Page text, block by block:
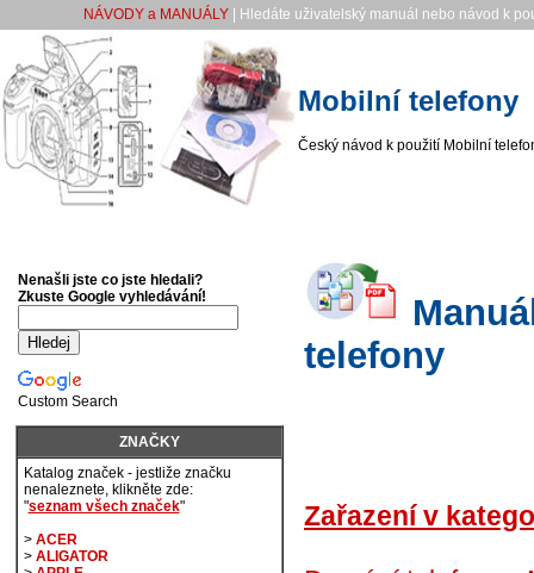
NÁVODY a MANUÁLY| Hledáte uživatelský manuál nebo návod k
Mobilní telefony
Český návod k použití Mobilní
telefony
Zařazení v
Nenašli jste co jste hledali?
Zkuste Google vyhledávání!
Custom Search
ZNAČKY
Katalog značek - jestliže značku
nenaleznete, klikněte zde:
"seznam všech značek"
> ACER
> ALIGATOR